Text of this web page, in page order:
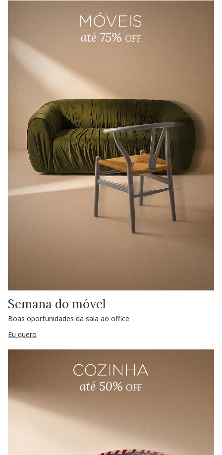
Semana do móvel
Boas oportunidades da sala ao office
Eu quero